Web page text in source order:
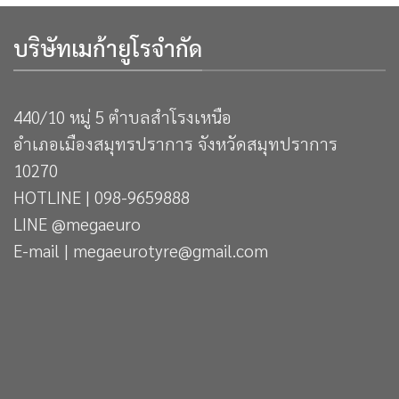
บริษัทเมก้ายูโรจำกัด
440/10 หมู่ 5 ตำบลสำโรงเหนือ
อำเภอเมืองสมุทรปราการ จังหวัดสมุทปราการ
10270
HOTLINE | 098-9659888
LINE @megaeuro
E-mail | megaeurotyre@gmail.com